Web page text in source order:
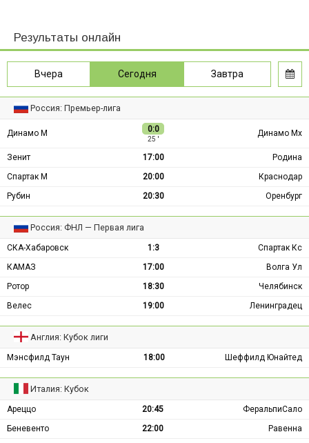
Результаты онлайн
Вчера Сегодня Завтра
Россия: Премьер-лига
Динамо М 0:0
25 ′
Динамо Мх
Зенит 17:00
Родина
Спартак М
20:00
Краснодар
Рубин
20:30 Оренбург
Россия: ФНЛ — Первая лига
СКА-Хабаровск 1:3
Спартак Кс
КАМАЗ
17:00
Волга Ул
Ротор
18:30
Челябинск
Велес
19:00 Ленинградец
Англия: Кубок лиги
Мэнсфилд Таун 18:00 Шеффилд Юнайтед
Италия: Кубок
Ареццо 20:45
ФеральпиСало
Беневенто
22:00 Равенна